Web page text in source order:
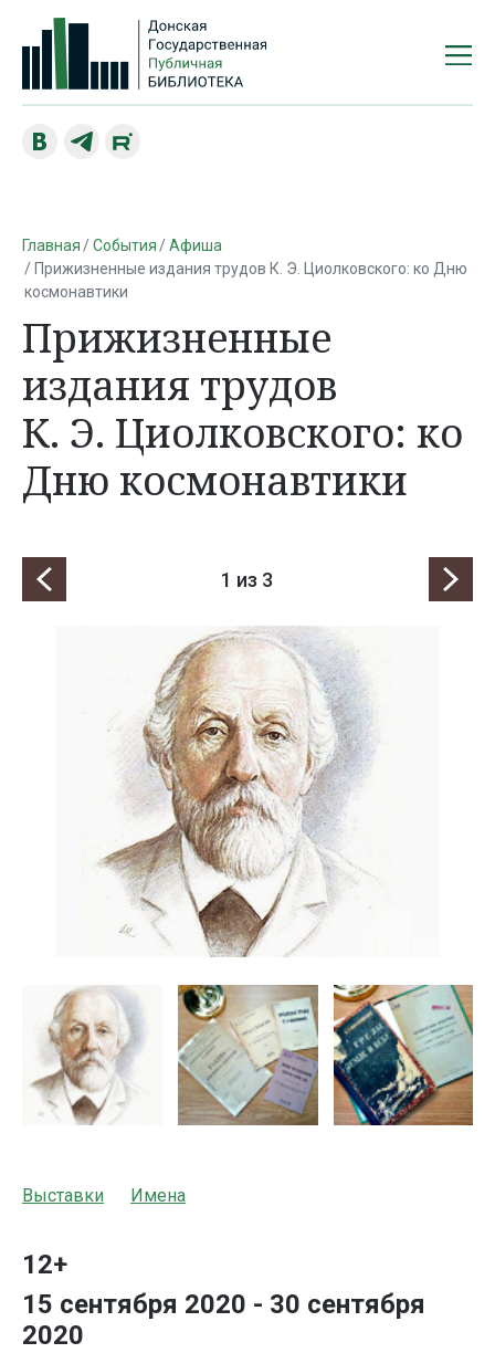
Главная События
Афиша
Прижизненные издания трудов К. Э. Циолковского: ко Дню
космонавтики
Прижизненные
издания трудов
К. Э. Циолковского: ко
Дню космонавтики
1 из 3
Выставки Имена
12+
15 сентября 2020 - 30 сентября
2020